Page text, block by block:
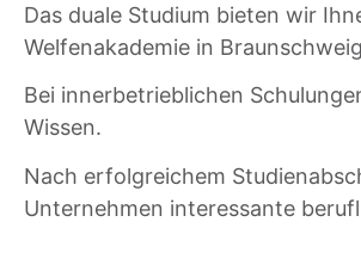
Das duale Studium bieten wir
Welfenakademie in
Bei innerbetrieblichen
Wissen.
Nach erfolgreichem
Unternehmen interessante